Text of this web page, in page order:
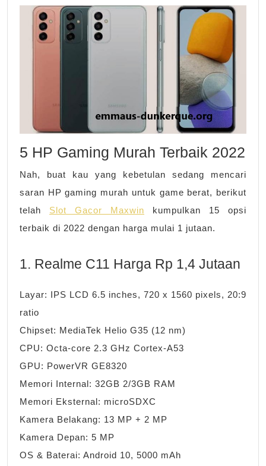
5 HP Gaming Murah Terbaik 2022
Nah, buat kau yang kebetulan sedang mencari
saran HP gaming murah untuk game berat, berikut
telah Slot Gacor Maxwin kumpulkan 15 opsi
terbaik di 2022 dengan harga mulai 1 jutaan.
1. Realme C11 Harga Rp 1,4 Jutaan
Layar: IPS LCD 6.5 inches, 720 x 1560 pixels, 20:9
ratio
Chipset: MediaTek Helio G35 (12 nm)
CPU: Octa-core 2.3 GHz Cortex-A53
GPU: PowerVR GE8320
Memori Internal: 32GB 2/3GB RAM
Memori Eksternal: microSDXC
Kamera Belakang: 13 MP + 2 MP
Kamera Depan: 5 MP
OS & Baterai: Android 10, 5000 mAh